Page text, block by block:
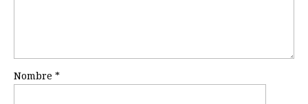
Nombre *